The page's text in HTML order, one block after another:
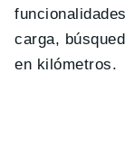
carga,
en kilómetros.